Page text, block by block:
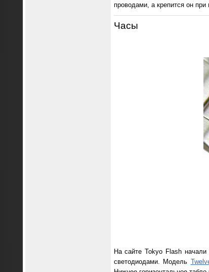
проводами, а крепится он
Часы
На сайте Tokyo Flash
светодиодами. Модель